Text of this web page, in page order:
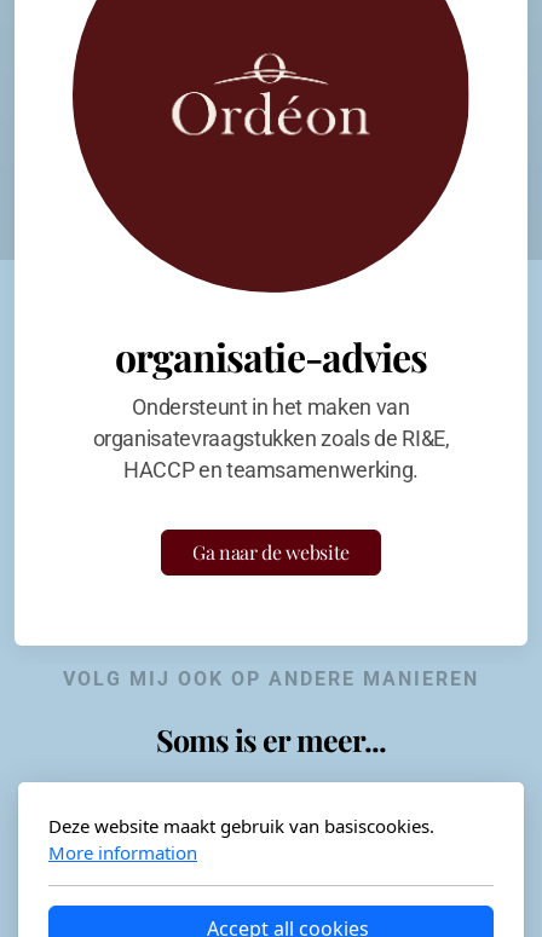
organisatie-advies
Ondersteunt in het maken van
organisatevraagstukken zoals de RI&E,
HACCP en teamsamenwerking.
Ga naar de website
VOLG MIJ OOK OP ANDERE MANIEREN
Soms is er meer...
Horeca-advies
Deze website maakt gebruik van basiscookies.
More information
Accept all cookies